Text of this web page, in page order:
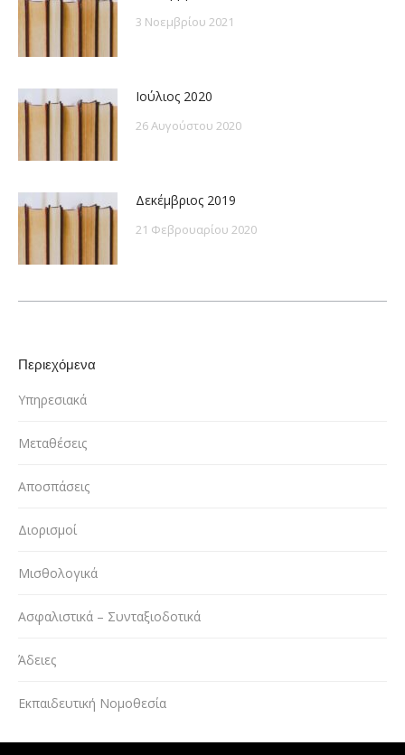
3 Νοεμβρίου 2021
Ιούλιος 2020
26 Αυγούστου 2020
Δεκέμβριος 2019
21 Φεβρουαρίου 2020
Περιεχόμενα
Υπηρεσιακά
Μεταθέσεις
Αποσπάσεις
Διορισμοί
Μισθολογικά
Ασφαλιστικά – Συνταξιοδοτικά
Άδειες
Εκπαιδευτική Νομοθεσία